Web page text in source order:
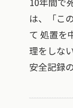
は、「こ
て 処置を
理をしな
安全記録